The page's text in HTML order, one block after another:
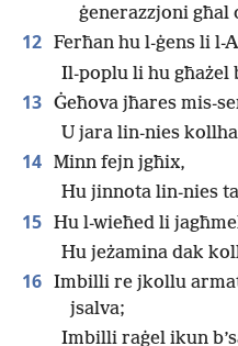
ġenerazzjoni għal
12 Ferħan hu l-ġens li l-
Il-poplu li hu għażel
13 Ġeħova jħares mis-
U jara lin-nies
14 Minn fejn jgħix,
Hu jinnota lin-nies
15 Hu l-wieħed li
Hu jeżamina dak
16 Imbilli re jkollu
jsalva;
Imbilli raġel ikun